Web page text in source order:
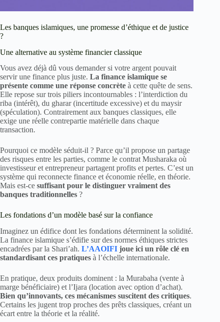
Les banques islamiques, une promesse d’éthique et de justice
?
Une alternative au système financier classique
Vous avez déjà dû vous demander si votre argent pouvait
servir une finance plus juste. La finance islamique se
présente comme une réponse concrète à cette quête de sens.
Elle repose sur trois piliers incontournables : l’interdiction du
riba (intérêt), du gharar (incertitude excessive) et du maysir
(spéculation). Contrairement aux banques classiques, elle
exige une réelle contrepartie matérielle dans chaque
transaction.
Pourquoi ce modèle séduit-il ? Parce qu’il propose un partage
des risques entre les parties, comme le contrat Musharaka où
investisseur et entrepreneur partagent profits et pertes. C’est un
système qui reconnecte finance et économie réelle, en théorie.
Mais est-ce suffisant pour le distinguer vraiment des
banques traditionnelles ?
Les fondations d’un modèle basé sur la confiance
Imaginez un édifice dont les fondations déterminent la solidité.
La finance islamique s’édifie sur des normes éthiques strictes
encadrées par la Shari’ah. L’AAOIFI joue ici un rôle clé en
standardisant ces pratiques à l’échelle internationale.
En pratique, deux produits dominent : la Murabaha (vente à
marge bénéficiaire) et l’Ijara (location avec option d’achat).
Bien qu’innovants, ces mécanismes suscitent des critiques.
Certains les jugent trop proches des prêts classiques, créant un
écart entre la théorie et la réalité.